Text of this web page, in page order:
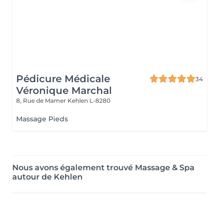
Pédicure Médicale
Véronique Marchal
34
8, Rue de Mamer Kehlen L-8280
Massage Pieds
Nous avons également trouvé Massage & Spa
autour de Kehlen